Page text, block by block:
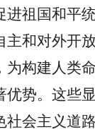
进祖国和平
主和对外开
为构建人类
优势。这些
社会主义道